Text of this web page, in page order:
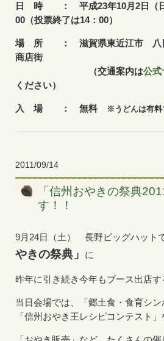
日 時 ： 平成23年10月2日（
00（投票終了は14：00）
場 所 ： 滋賀県東近江市 八日
商店街
（交通案内は公式
ください）
入 場 ： 無料 ※うどんは有料
2011/09/14
「信州おやきの祭典
す！！
9月24日（土） 長野ビッグハット
やきの祭典」
に
昨年に引き続き今年もブース出店す
当日会場では、「郷土食・食育シン
「信州おやき王レシピコンテスト」